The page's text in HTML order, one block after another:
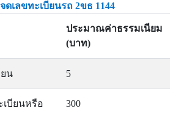
ดเลขทะเบียนรถ 2ขธ 1144
ประมาณค่าธรรมเนียม
(บาท)
น 5
เบียนหรือ
300